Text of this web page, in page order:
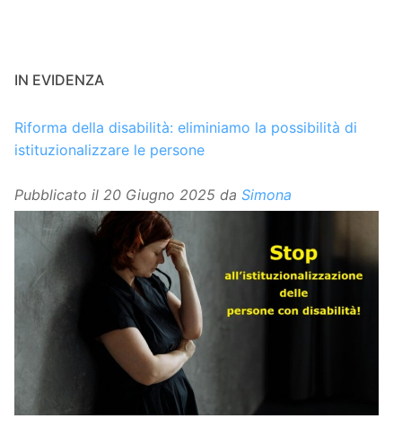
IN EVIDENZA
Riforma della disabilità: eliminiamo la possibilità di
istituzionalizzare le persone
Pubblicato il 20 Giugno 2025 da Simona